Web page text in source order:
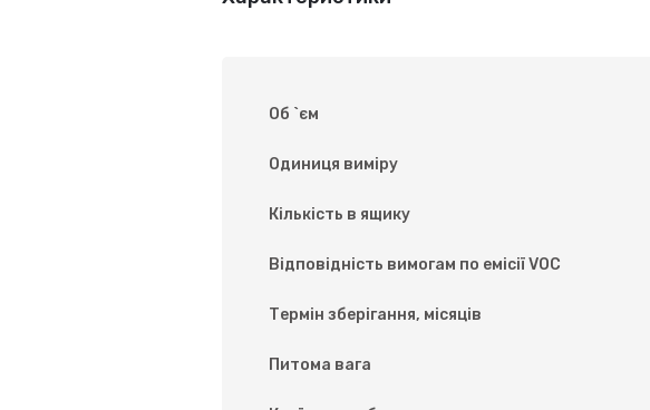
Об `єм
Одиниця виміру
Кількість в ящику
Відповідність вимогам по емісії VOC
Термін зберігання, місяців
Питома вага